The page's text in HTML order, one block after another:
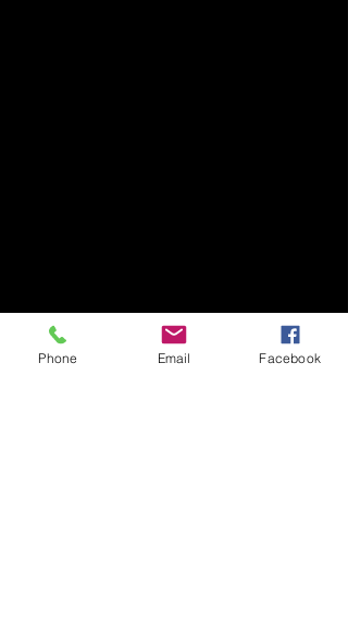
Phone Email Facebook